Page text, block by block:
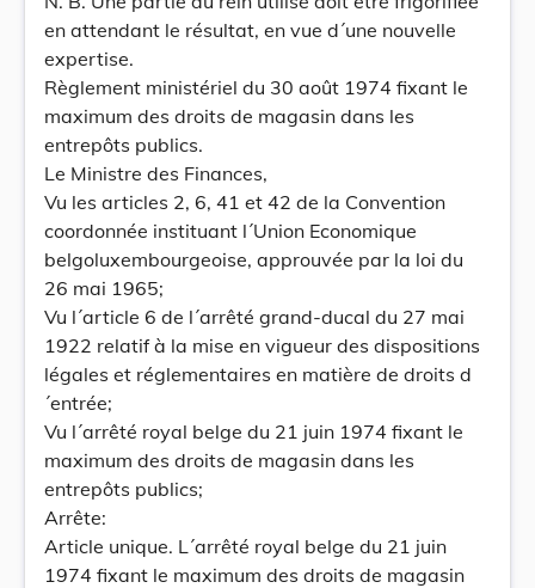
en attendant le résultat, en vue d´une nouvelle
expertise.
Règlement ministériel du 30 août 1974 fixant le
maximum des droits de magasin dans les
entrepôts publics.
Le Ministre des Finances,
Vu les articles 2, 6, 41 et 42 de la Convention
coordonnée instituant l´Union Economique
belgoluxembourgeoise, approuvée par la loi du
26 mai 1965;
Vu l´article 6 de l´arrêté grand-ducal du 27 mai
1922 relatif à la mise en vigueur des dispositions
légales et réglementaires en matière de droits d
´entrée;
Vu l´arrêté royal belge du 21 juin 1974 fixant le
maximum des droits de magasin dans les
entrepôts publics;
Arrête:
Article unique. L´arrêté royal belge du 21 juin
1974 fixant le maximum des droits de magasin